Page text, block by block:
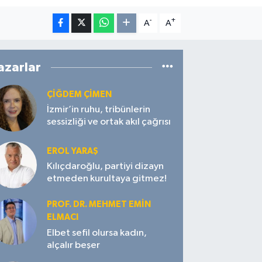
A- A+
ÇIĞDEM ÇIMEN
İzmir’in ruhu, tribünlerin
sessizliği ve ortak akıl çağrısı
EROL YARAŞ
Kılıçdaroğlu, partiyi dizayn
etmeden kurultaya gitmez!
PROF. DR. MEHMET EMIN
ELMACI
Elbet sefil olursa kadın,
alçalır beşer